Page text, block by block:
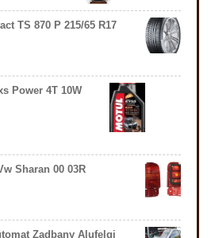
TS 870 P 215/65 R17
Power 4T 10W
Sharan 00 03R
Zadbany Alufelgi